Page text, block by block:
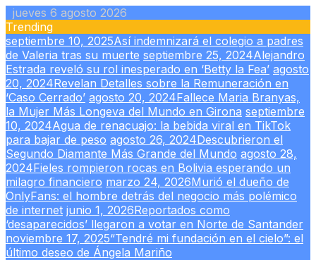
Skip
to
content
jueves 6 agosto 2026
Trending
septiembre 10, 2025Así indemnizará el colegio a padres
de Valeria tras su muerte septiembre 25, 2024Alejandro
Estrada reveló su rol inesperado en ‘Betty la Fea’ agosto
20, 2024Revelan Detalles sobre la Remuneración en
‘Caso Cerrado’ agosto 20, 2024Fallece Maria Branyas,
la Mujer Más Longeva del Mundo en Girona septiembre
10, 2024Agua de renacuajo: la bebida viral en TikTok
para bajar de peso agosto 26, 2024Descubrieron el
Segundo Diamante Más Grande del Mundo agosto 28,
2024Fieles rompieron rocas en Bolivia esperando un
milagro financiero marzo 24, 2026Murió el dueño de
OnlyFans: el hombre detrás del negocio más polémico
de internet junio 1, 2026Reportados como
‘desaparecidos’ llegaron a votar en Norte de Santander
noviembre 17, 2025“Tendré mi fundación en el cielo”: el
último deseo de Ángela Mariño